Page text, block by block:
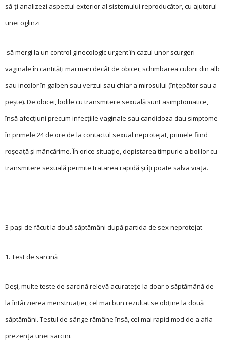
să-ţi analizezi aspectul exterior al sistemului reproducător, cu ajutorul
unei oglinzi
să mergi la un control ginecologic urgent în cazul unor scurgeri
vaginale în cantităţi mai mari decât de obicei, schimbarea culorii din alb
sau incolor în galben sau verzui sau chiar a mirosului (înţepător sau a
pește). De obicei, bolile cu transmitere sexuală sunt asimptomatice,
însă afecţiuni precum infecţiile vaginale sau candidoza dau simptome
în primele 24 de ore de la contactul sexual neprotejat, primele fiind
roșeaţă și mâncărime. În orice situaţie, depistarea timpurie a bolilor cu
transmitere sexuală permite tratarea rapidă și îţi poate salva viaţa.
3 pași de făcut la două săptămâni după partida de sex neprotejat
1. Test de sarcină
Deși, multe teste de sarcină relevă acurateţe la doar o săptămână de
la întârzierea menstruaţiei, cel mai bun rezultat se obţine la două
săptămâni. Testul de sânge rămâne însă, cel mai rapid mod de a afla
prezenţa unei sarcini.